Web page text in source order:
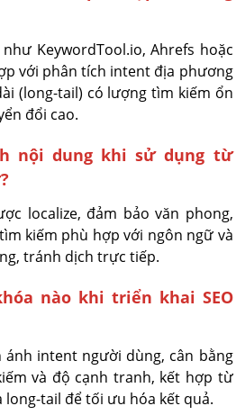
KeywordTool.io, Ahrefs hoặc
với phân tích intent địa phương
(long-tail) có lượng tìm kiếm ổn
đổi cao.
nội dung khi sử dụng từ
localize, đảm bảo văn phong,
kiếm phù hợp với ngôn ngữ và
tránh dịch trực tiếp.
nào khi triển khai SEO
intent người dùng, cân bằng
và độ cạnh tranh, kết hợp từ
long-tail để tối ưu hóa kết quả.